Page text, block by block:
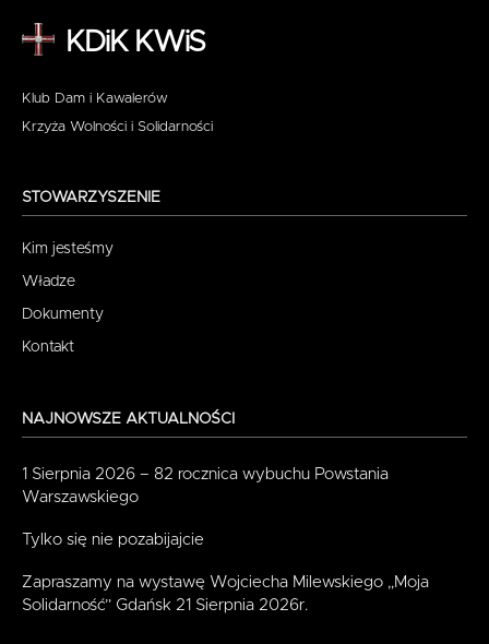
KDiK KWiS
Klub Dam i Kawalerów
Krzyża Wolności i Solidarności
STOWARZYSZENIE
Kim jesteśmy
Władze
Dokumenty
Kontakt
NAJNOWSZE AKTUALNOŚCI
1 Sierpnia 2026 – 82 rocznica wybuchu Powstania
Warszawskiego
Tylko się nie pozabijajcie
Zapraszamy na wystawę Wojciecha Milewskiego „Moja
Solidarność” Gdańsk 21 Sierpnia 2026r.